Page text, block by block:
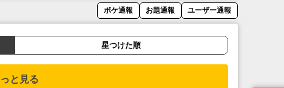
ボケ通報 お題通報 ユーザー通報
星つけた順
と見る